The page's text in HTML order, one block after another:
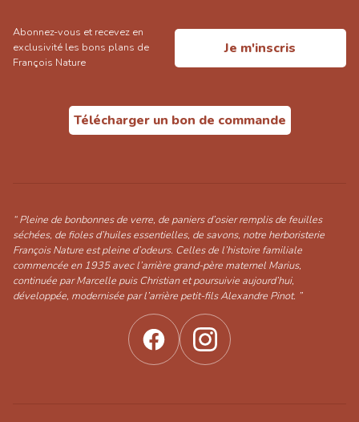
Abonnez-vous et recevez en
exclusivité les bons plans de
François Nature
Je m'inscris
Télécharger un bon de commande
“ Pleine de bonbonnes de verre, de paniers d’osier remplis de feuilles
séchées, de fioles d’huiles essentielles, de savons, notre herboristerie
François Nature est pleine d’odeurs. Celles de l’histoire familiale
commencée en 1935 avec l’arrière grand-père maternel Marius,
continuée par Marcelle puis Christian et poursuivie aujourd’hui,
développée, modernisée par l’arrière petit-fils Alexandre Pinot. ”